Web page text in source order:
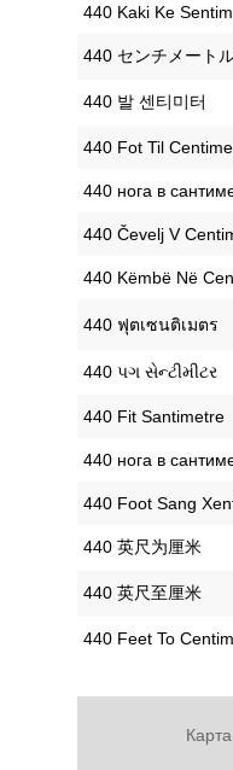
‎440 Kaki Ke
‎440 センチメート
‎440 발 센티미터
‎440 Fot Til
‎440 нога в
‎440 Čevelj V
‎440 Këmbë Në
‎440 ฟุตเซนติเมตร
‎440 પગ સેન્ટીમીટર
‎440 Fit Santimetre
‎440 нога в
‎440 Foot Sang
‎440 英尺为厘米
‎440 英尺至厘米
‎440 Feet To